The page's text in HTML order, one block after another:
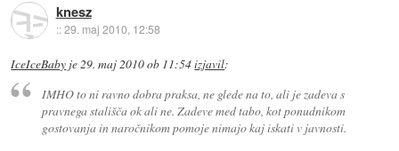
knesz
::29. maj 2010, 12:58
IceIceBaby je29. maj 2010 ob 11:54izjavil:
IMHO to ni ravno dobra praksa, ne glede na to, ali je zadeva s
pravnega stališča ok ali ne. Zadeve med tabo, kot ponudnikom
gostovanja in naročnikom pomoje nimajo kaj iskati v javnosti.